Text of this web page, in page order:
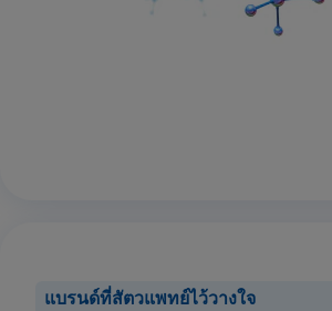
แบรนด์ที่สัตวแพทย์ไว้วางใจ